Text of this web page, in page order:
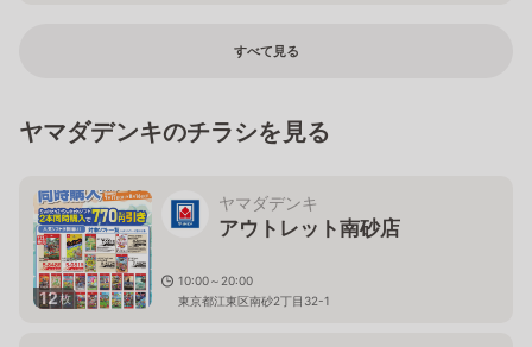
すべて見る
ヤマダデンキのチラシを見る
12枚
ヤマダデンキ
アウトレット南砂店
10:00～20:00
東京都江東区南砂2丁目32-1